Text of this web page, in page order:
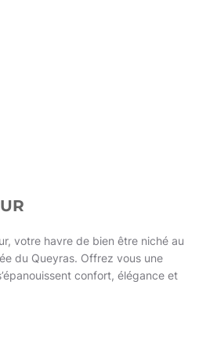
votre havre de bien être niché au
du Queyras. Offrez vous une
confort, élégance et